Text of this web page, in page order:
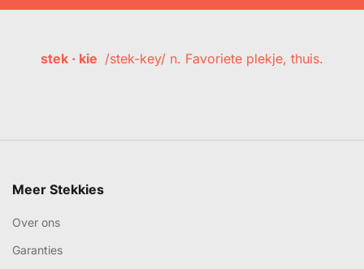
stek · kie /stek-key/ n. Favoriete plekje, thuis.
Meer Stekkies
Over ons
Garanties